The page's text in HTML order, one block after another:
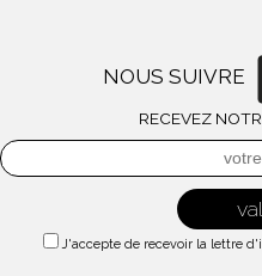
NOUS SUIVRE
RECEVEZ
J'accepte de recevoir la lettre